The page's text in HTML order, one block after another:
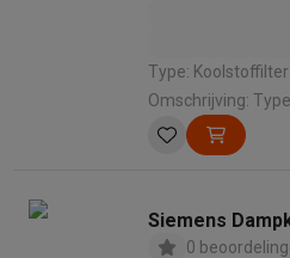
Type: Koolstoffilter | Aantal per verpakking: 1 |
Omschrijving:
mm / 250gr | Compatibel met: o.a. WAEINT 66
GR, AKR 886 GY,
Siemens
0